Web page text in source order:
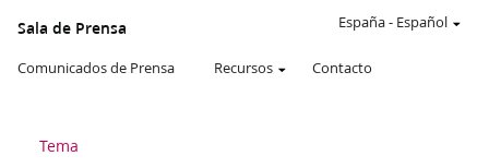
Sala de Prensa
Comunicados de Prensa Recursos Contacto
España- Español
Tema